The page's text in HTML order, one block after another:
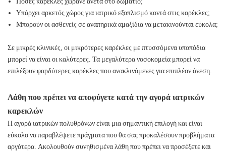
Υπάρχει αρκετός χώρος για ιατρικό εξοπλισμό κοντά στις καρέκλες;
Μπορούν οι ασθενείς σε αναπηρικά αμαξίδια να μετακινούνται εύκολα;
Σε μικρές κλινικές, οι μικρότερες καρέκλες με πτυσσόμενα υποπόδια
μπορεί να είναι οι καλύτερες. Τα μεγαλύτερα νοσοκομεία μπορεί να
επιλέξουν φαρδύτερες καρέκλες που ανακλινόμενες για επιπλέον άνεση.
Λάθη που πρέπει να αποφύγετε κατά την αγορά ιατρικών
καρεκλών
Η αγορά ιατρικών πολυθρόνων είναι μια σημαντική επιλογή και είναι
εύκολο να παραβλέψετε πράγματα που θα σας προκαλέσουν προβλήματα
αργότερα. Ακολουθούν συνηθισμένα λάθη που πρέπει να προσέξετε και